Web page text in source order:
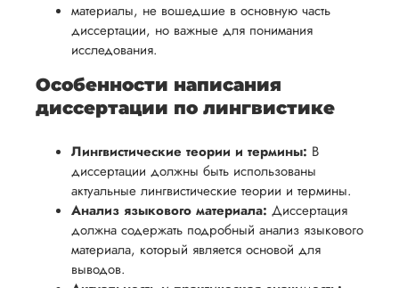
материалы, не вошедшие в основную часть
диссертации, но важные для понимания
исследования.
Особенности написания
диссертации по лингвистике
Лингвистические теории и термины: В
диссертации должны быть использованы
актуальные лингвистические теории и термины.
Анализ языкового материала: Диссертация
должна содержать подробный анализ языкового
материала, который является основой для
выводов.